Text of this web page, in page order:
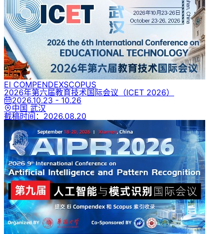
EI COMPENDEXSCOPUS
2026年第六届教育技术国际会议 （ICET 2026）
2026.10.23 - 10.26
中国 武汉
截稿时间： 2026.08.20